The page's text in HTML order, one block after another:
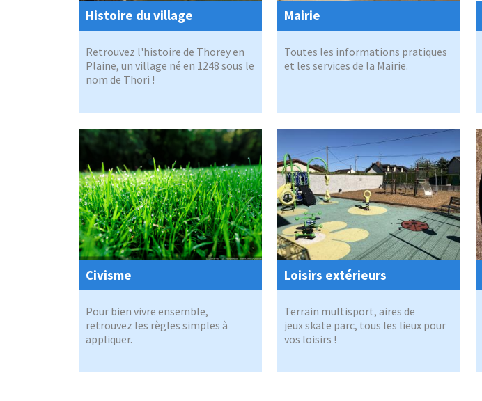
Histoire du village
Retrouvez l'histoire de Thorey en
Plaine, un village né en 1248 sous le
nom de Thori !
Mairie
Toutes les informations pratiques
et les services de la Mairie.
Civisme
Pour bien vivre ensemble,
retrouvez les règles simples à
appliquer.
Loisirs extérieurs
Terrain multisport, aires de
jeux skate parc, tous les lieux pour
vos loisirs !